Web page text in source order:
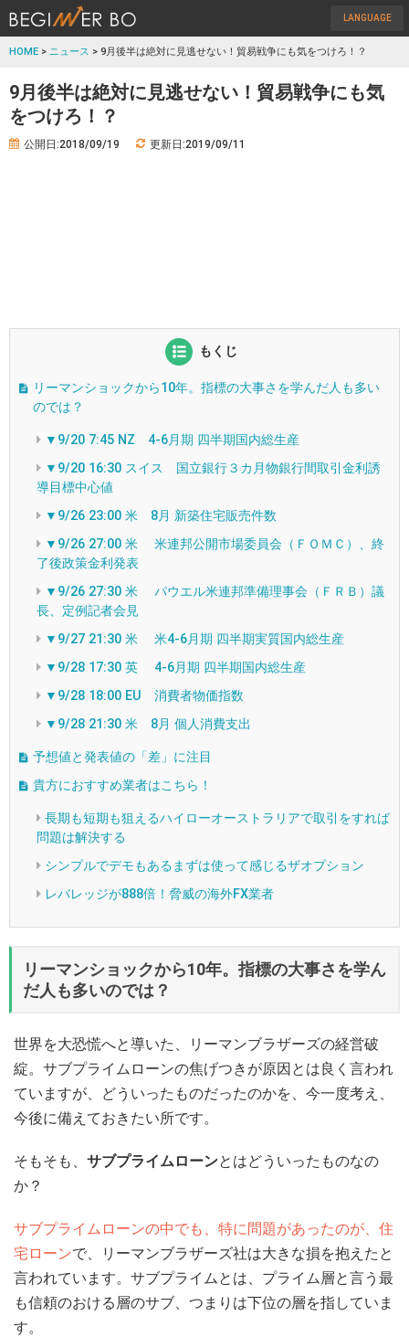
LANGUAGE
HOME > ニュース > 9月後半は絶対に見逃せない！貿易戦争にも気をつけろ！？
9月後半は絶対に見逃せない！貿易戦争にも気
をつけろ！？
公開日:2018/09/19 更新日:2019/09/11
もくじ
リーマンショックから10年。指標の大事さを学んだ人も多い
のでは？
▼9/20 7:45 NZ 4-6月期 四半期国内総生産
▼9/20 16:30 スイス 国立銀行３カ月物銀行間取引金利誘
導目標中心値
▼9/26 23:00 米 8月 新築住宅販売件数
▼9/26 27:00 米 米連邦公開市場委員会（ＦＯＭＣ）、終
了後政策金利発表
▼9/26 27:30 米 パウエル米連邦準備理事会（ＦＲＢ）議
長、定例記者会見
▼9/27 21:30 米 米4-6月期 四半期実質国内総生産
▼9/28 17:30 英 4-6月期 四半期国内総生産
▼9/28 18:00 EU 消費者物価指数
▼9/28 21:30 米 8月 個人消費支出
予想値と発表値の「差」に注目
貴方におすすめ業者はこちら！
長期も短期も狙えるハイローオーストラリアで取引をすれば
問題は解決する
シンプルでデモもあるまずは使って感じるザオプション
レバレッジが888倍！脅威の海外FX業者
リーマンショックから10年。指標の大事さを学ん
だ人も多いのでは？
世界を大恐慌へと導いた、リーマンブラザーズの経営破
綻。サブプライムローンの焦げつきが原因とは良く言われ
ていますが、どういったものだったのかを、今一度考え、
今後に備えておきたい所です。
そもそも、 サブプライムローンとはどういったものなの
か？
サブプライムローンの中でも、特に問題があったのが、住
宅ローンで、リーマンブラザーズ社は大きな損を抱えたと
言われています。サブプライムとは、プライム層と言う最
も信頼のおける層のサブ、つまりは下位の層を指していま
す。